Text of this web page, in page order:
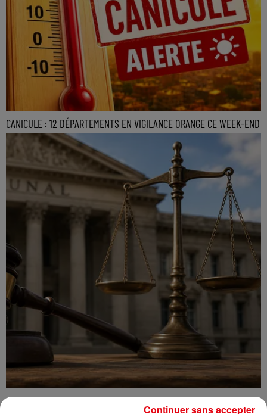
CANICULE : 12 DÉPARTEMENTS EN VIGILANCE ORANGE CE WEEK-END
Incendie au Mont-Boron : deux jeunes condamnés à six mois de
Continuer sans accepter